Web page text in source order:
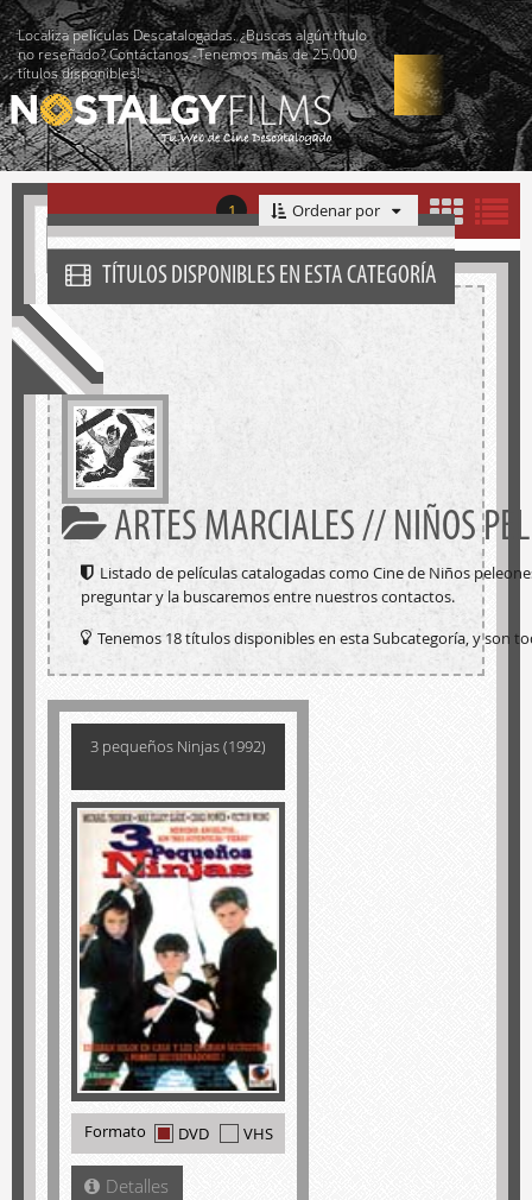
Localiza películas Descatalogadas. ¿Buscas algún título
no reseñado? Contáctanos -Tenemos más de 25.000
títulos disponibles!
1 Ordenar por
TÍTULOS DISPONIBLES EN ESTA CATEGORÍA
ARTES MARCIALES // NIÑOS
Listado de películas catalogadas como Cine de Niños
preguntar y la buscaremos entre nuestros contactos.
Tenemos 18 títulos disponibles en esta Subcategoría, y son
3 pequeños Ninjas (1992)
Formato DVD VHS
Detalles